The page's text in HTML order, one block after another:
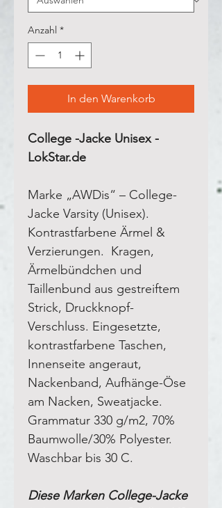
Anzahl *
In den Warenkorb
College -Jacke Unisex -
LokStar.de
Marke „AWDis“ – College-
Jacke Varsity (Unisex).
Kontrastfarbene Ärmel &
Verzierungen. Kragen,
Ärmelbündchen und
Taillenbund aus gestreiftem
Strick, Druckknopf-
Verschluss. Eingesetzte,
kontrastfarbene Taschen,
Innenseite angeraut,
Nackenband, Aufhänge-Öse
am Nacken, Sweatjacke.
Grammatur 330 g/m2, 70%
Baumwolle/30% Polyester.
Waschbar bis 30 C.
Diese Marken College-Jacke